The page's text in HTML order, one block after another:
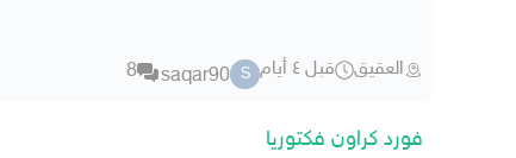
العقيق قبل ٤ أيام S
saqar90
8
فورد كراون فكتوريا